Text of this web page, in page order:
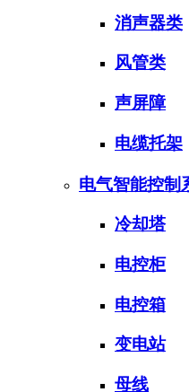
消声器类
风管类
声屏障
电缆托架
电气智能控制
冷却塔
电控柜
电控箱
变电站
母线